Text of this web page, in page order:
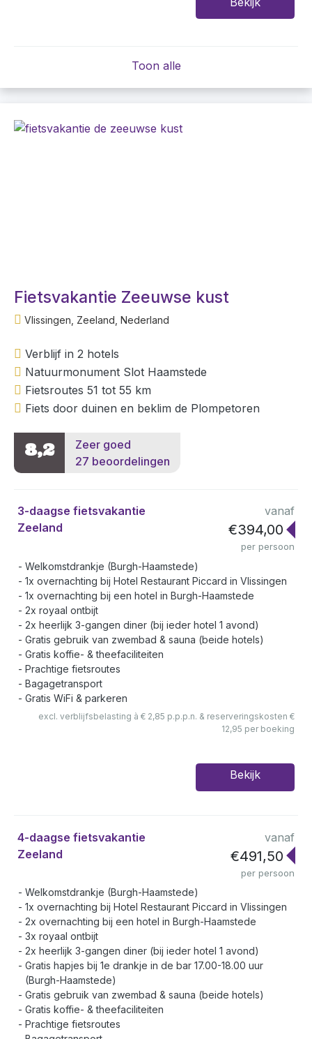
Toon alle
Fietsvakantie Zeeuwse kust
Vlissingen, Zeeland, Nederland
Verblijf in 2 hotels
Natuurmonument Slot Haamstede
Fietsroutes 51 tot 55 km
Fiets door duinen en beklim de Plompetoren
8,2
Zeer goed
27 beoordelingen
3-daagse fietsvakantie
Zeeland
vanaf
€394,00
per persoon
Welkomstdrankje (Burgh-Haamstede)
1x overnachting bij Hotel Restaurant Piccard in Vlissingen
1x overnachting bij een hotel in Burgh-Haamstede
2x royaal ontbijt
2x heerlijk 3-gangen diner (bij ieder hotel 1 avond)
Gratis gebruik van zwembad & sauna (beide hotels)
Gratis koffie- & theefaciliteiten
Prachtige fietsroutes
Bagagetransport
Gratis WiFi & parkeren
excl. verblijfsbelasting à € 2,85 p.p.p.n. & reserveringskosten €
12,95 per boeking
Bekijk
4-daagse fietsvakantie
Zeeland
vanaf
€491,50
per persoon
Welkomstdrankje (Burgh-Haamstede)
1x overnachting bij Hotel Restaurant Piccard in Vlissingen
2x overnachting bij een hotel in Burgh-Haamstede
3x royaal ontbijt
2x heerlijk 3-gangen diner (bij ieder hotel 1 avond)
Gratis hapjes bij 1e drankje in de bar 17.00-18.00 uur
(Burgh-Haamstede)
Gratis gebruik van zwembad & sauna (beide hotels)
Gratis koffie- & theefaciliteiten
Prachtige fietsroutes